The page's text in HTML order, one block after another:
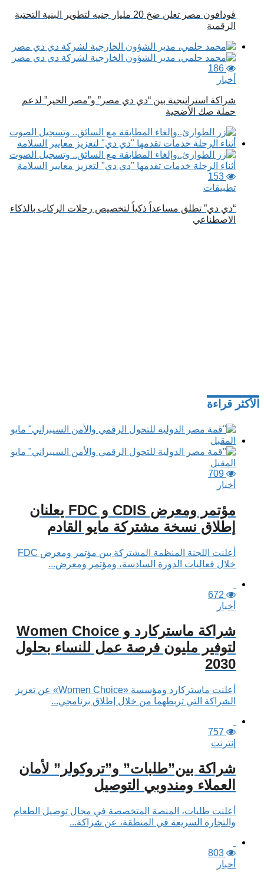
ڤودافون مصر تعلن ضخ 20 مليار جنيه لتطوير البنية التحتية
الرقمية
186
أخبار
شراكة استراتيجية بين “دي دي مصر” و”مصر الخير” لدعم
حملة صك الأضحية
153
تطبيقات
“دي دي” تطلق مساعداً ذكياً لتخصيص رحلات الركاب بالذكاء
الاصطناعي
الأكثر قراءة
709
أخبار
مؤتمر ومعرض CDIS و FDC يعلنان
إطلاق نسخة مشتركة مايو القادم
أعلنت اللجنة المنظمة المشتركة بين مؤتمر ومعرض FDC
خلال فعاليات الدورة السادسة، ومؤتمر ومعرض...
672
أخبار
شراكة ماستركارد و Women Choice
لتوفير مليون فرصة عمل للنساء بحلول
2030
أعلنت ماستركارد ومؤسسة «Women Choice» عن تعزيز
الشراكة التي تربطهما من خلال إطلاق برنامجي...
757
إنترنت
شراكة بين”طلبات” و”تروكولر” لأمان
العملاء ومندوبي التوصيل
أعلنت طلبات، المنصة المتخصصة في مجال توصيل الطعام
والتجارة السريعة في المنطقة، عن شراكة...
803
أخبار